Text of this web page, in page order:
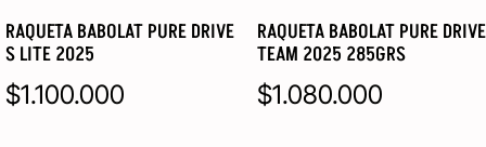
RAQUETA BABOLAT PURE DRIVE
S LITE 2025
$1.100.000
RAQUETA BABOLAT PURE DRIVE
TEAM 2025 285GRS
$1.080.000